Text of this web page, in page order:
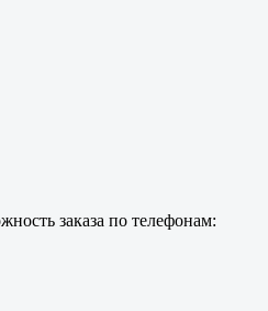
заказа по телефонам: